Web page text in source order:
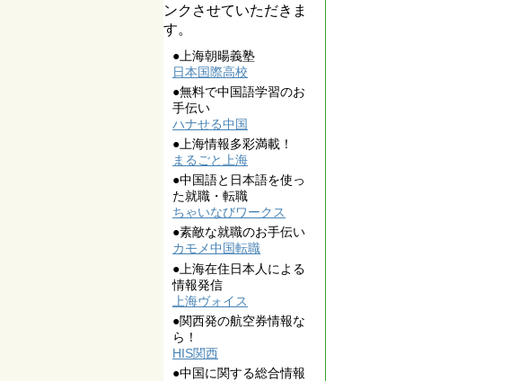
ンクさせていただきま
す。
●上海朝暘義塾
日本国際高校
●無料で中国語学習のお
手伝い
ハナせる中国
●上海情報多彩満載！
まるごと上海
●中国語と日本語を使っ
た就職・転職
ちゃいなびワークス
●素敵な就職のお手伝い
カモメ中国転職
●上海在住日本人による
情報発信
上海ヴォイス
●関西発の航空券情報な
ら！
HIS関西
●中国に関する総合情報